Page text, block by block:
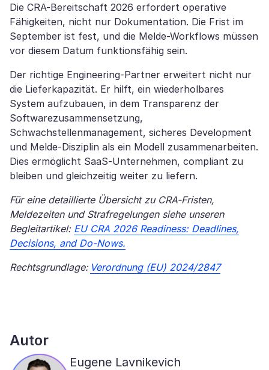
Die CRA-Bereitschaft 2026 erfordert operative
Fähigkeiten, nicht nur Dokumentation. Die Frist im
September ist fest, und die Melde-Workflows müssen
vor diesem Datum funktionsfähig sein.
Der richtige Engineering-Partner erweitert nicht nur
die Lieferkapazität. Er hilft, ein wiederholbares
System aufzubauen, in dem Transparenz der
Softwarezusammensetzung,
Schwachstellenmanagement, sicheres Development
und Melde-Disziplin als ein Modell zusammenarbeiten.
Dies ermöglicht SaaS-Unternehmen, compliant zu
bleiben und gleichzeitig weiter zu liefern.
Für eine detaillierte Übersicht zu CRA-Fristen,
Meldezeiten und Strafregelungen siehe unseren
Begleitartikel: EU CRA 2026 Readiness: Deadlines,
Decisions, and Do-Nows.
Rechtsgrundlage: Verordnung (EU) 2024/2847
Autor
Eugene Lavnikevich